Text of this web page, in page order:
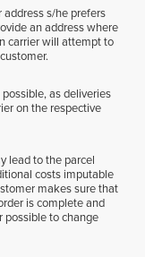
s/he prefers
an address where
carrier will attempt to
as deliveries
on the respective
lead to the parcel
costs imputable
makes sure that
is complete and
possible to change